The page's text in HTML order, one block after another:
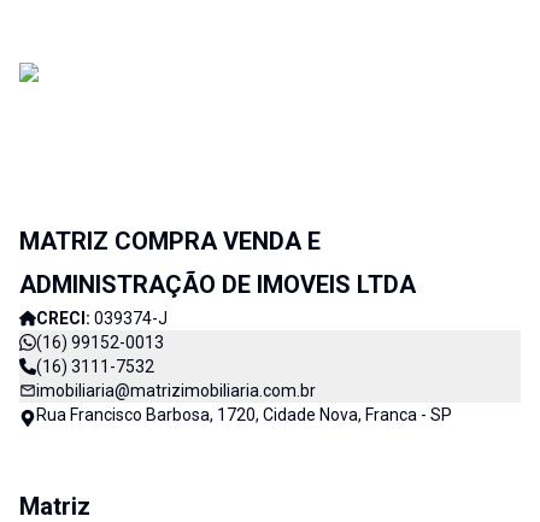
MATRIZ COMPRA VENDA E
ADMINISTRAÇÃO DE IMOVEIS LTDA
CRECI: 039374-J
(16) 99152-0013
(16) 3111-7532
imobiliaria@matrizimobiliaria.com.br
Rua Francisco Barbosa, 1720, Cidade Nova, Franca - SP
Matriz